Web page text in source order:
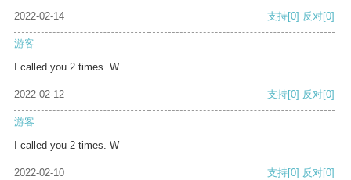
2022-02-14 支持[0] 反对[0]
游客
I called you 2 times. W
2022-02-12 支持[0] 反对[0]
游客
I called you 2 times. W
2022-02-10 支持[0] 反对[0]